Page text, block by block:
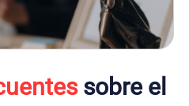
sobre el